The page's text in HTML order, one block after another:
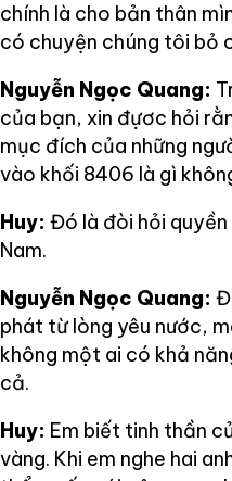
chính là cho bản thân
có chuyện chúng tôi bỏ
Nguyễn Ngọc Quang:
của bạn, xin đựơc hỏi
mục đích của những
vào khối 8406 là gì
Huy: Đó là đòi hỏi
Nam.
Nguyễn Ngọc Quang:
phát từ lòng yêu nước,
không một ai có khả
cả.
Huy: Em biết tinh thần
vàng. Khi em nghe hai